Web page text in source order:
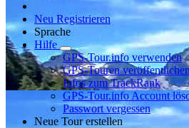
Neu Registrieren
Sprache
Hilfe
GPS-Tour.info verwenden
GPS-Touren
Infos zum TrackRank
GPS-Tour.info Account
Passwort vergessen
Neue Tour erstellen